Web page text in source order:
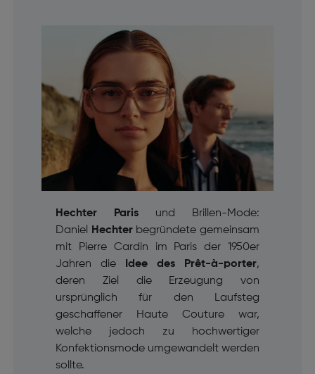
Hechter Parisund Brillen-Mode:
Daniel
Hechterbegründete gemeinsam
mit Pierre Cardin im Paris der 1950er
Jahren die
Idee des Prêt-à-porter,
deren Ziel die Erzeugung von
ursprünglich für den Laufsteg
geschaffener Haute Couture war,
welche jedoch zu hochwertiger
Konfektionsmode umgewandelt werden
sollte.